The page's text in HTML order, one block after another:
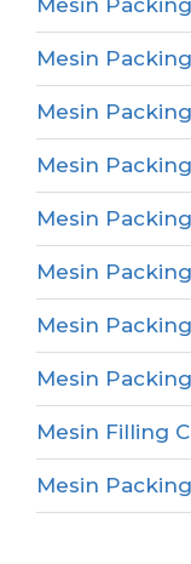
Mesin
Mesin
Mesin
Mesin
Mesin
Mesin
Mesin
Mesin
Mesin Filling
Mesin